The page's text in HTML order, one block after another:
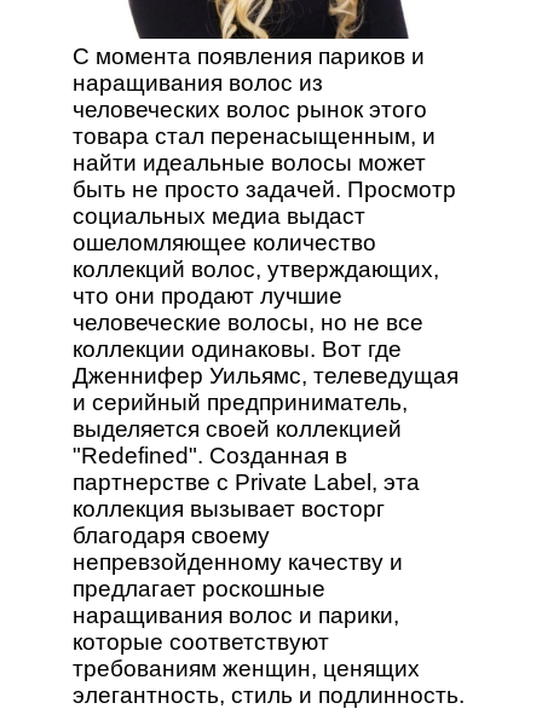
С момента появления париков и
наращивания волос из
человеческих волос рынок этого
товара стал перенасыщенным, и
найти идеальные волосы может
быть не просто задачей. Просмотр
социальных медиа выдаст
ошеломляющее количество
коллекций волос, утверждающих,
что они продают лучшие
человеческие волосы, но не все
коллекции одинаковы. Вот где
Дженнифер Уильямс, телеведущая
и серийный предприниматель,
выделяется своей коллекцией
"Redefined". Созданная в
партнерстве с Private Label, эта
коллекция вызывает восторг
благодаря своему
непревзойденному качеству и
предлагает роскошные
наращивания волос и парики,
которые соответствуют
требованиям женщин, ценящих
элегантность, стиль и подлинность.